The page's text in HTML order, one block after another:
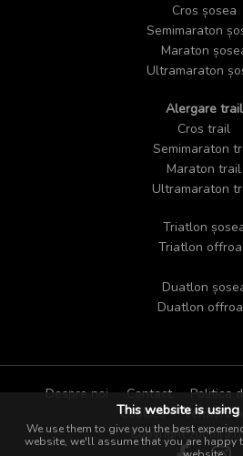
Cros șosea
Semimaraton
Maraton
Ultramaraton
Alergare trail
Cros trail
Semimaraton
Maraton trail
Ultramaraton
Triatlon
Triatlon
Duatlon
Duatlon
Despre noi Contact
Politica
Cookies
Termeni
Copyright
This website is using
We use them to give you the best
website, we'll assume that you are happy